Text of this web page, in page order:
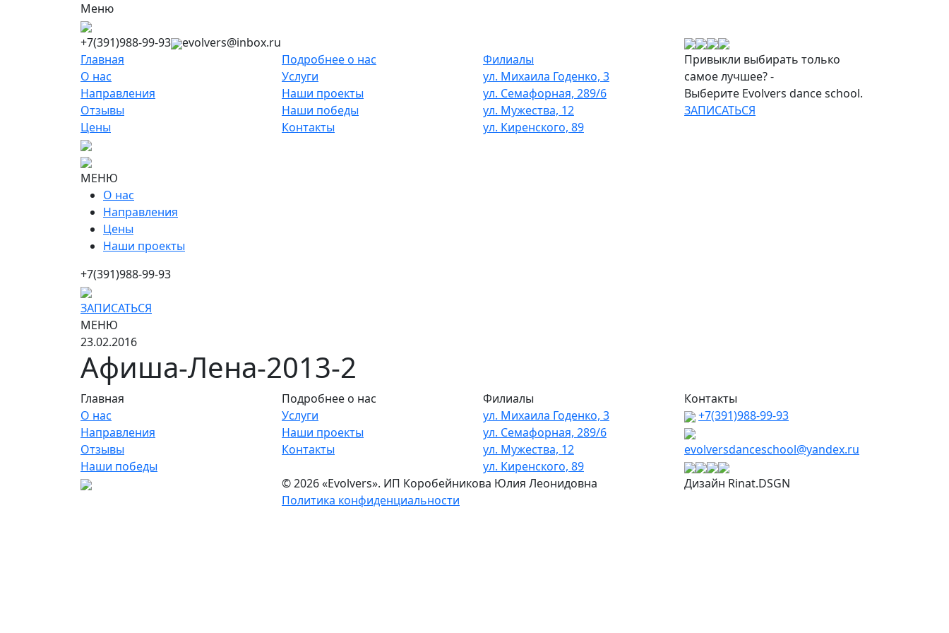
Меню
+7(391)988-99-93
evolvers@inbox.ru
Главная
О нас
Направления
Отзывы
Цены
Подробнее о нас
Услуги
Наши проекты
Наши победы
Контакты
Филиалы
ул. Михаила Годенко, 3
ул. Семафорная, 289/6
ул. Мужества, 12
ул. Киренского, 89
Привыкли выбирать только
самое лучшее? -
Выберите Evolvers dance school.
ЗАПИСАТЬСЯ
МЕНЮ
О нас
Направления
Цены
Наши проекты
+7(391)988-99-93
ЗАПИСАТЬСЯ
МЕНЮ
23.02.2016
Афиша-Лена-2013-2
Главная
О нас
Направления
Отзывы
Наши победы
Подробнее о нас
Услуги
Наши проекты
Контакты
Филиалы
ул. Михаила Годенко, 3
ул. Семафорная, 289/6
ул. Мужества, 12
ул. Киренского, 89
Контакты
+7(391)988-99-93
evolversdanceschool@yandex.ru
© 2026 «Evolvers». ИП Коробейникова Юлия Леонидовна
Политика конфиденциальности
Дизайн Rinat.DSGN